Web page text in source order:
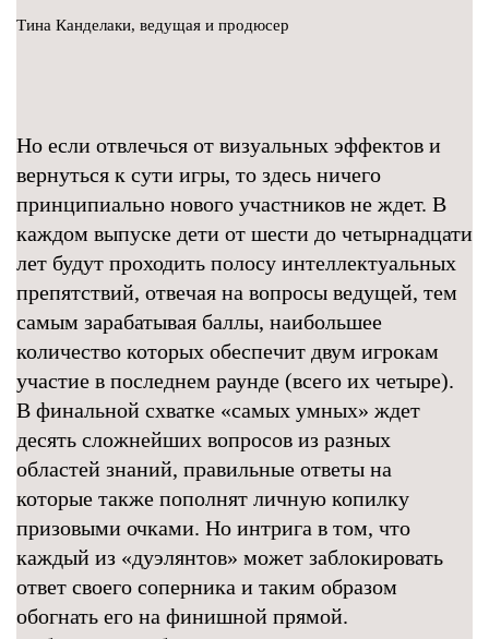
Тина Канделаки, ведущая и продюсер
Но если отвлечься от визуальных эффектов и
вернуться к сути игры, то здесь ничего
принципиально нового участников не ждет. В
каждом выпуске дети от шести до четырнадцати
лет будут проходить полосу интеллектуальных
препятствий, отвечая на вопросы ведущей, тем
самым зарабатывая баллы, наибольшее
количество которых обеспечит двум игрокам
участие в последнем раунде (всего их четыре).
В финальной схватке «самых умных» ждет
десять сложнейших вопросов из разных
областей знаний, правильные ответы на
которые также пополнят личную копилку
призовыми очками. Но интрига в том, что
каждый из «дуэлянтов» может заблокировать
ответ своего соперника и таким образом
обогнать его на финишной прямой.